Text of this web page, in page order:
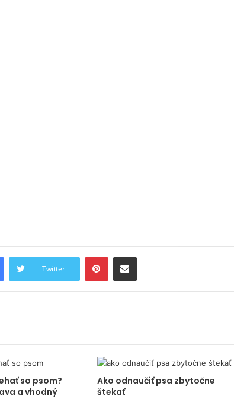
Twitter
PinterestShare via Email
so psom?
a vhodný
Ako odnaučiť psa zbytočne
štekať